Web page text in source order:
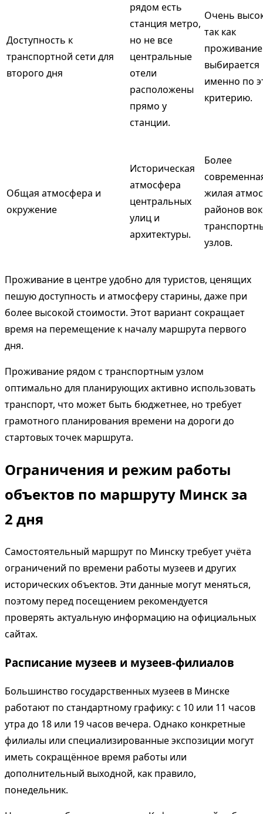
Доступность к
транспортной сети для
второго дня
рядом есть
станция метро,
но не все
центральные
отели
расположены
прямо у
станции.
Очень
так как
проживание
выбирается
именно по
критерию.
Общая атмосфера и
окружение
Историческая
атмосфера
центральных
улиц и
архитектуры.
Более
жилая
районов
узлов.
Проживание в центре удобно для туристов, ценящих
пешую доступность и атмосферу старины, даже при
более высокой стоимости. Этот вариант сокращает
время на перемещение к началу маршрута первого
дня.
Проживание рядом с транспортным узлом
оптимально для планирующих активно использовать
транспорт, что может быть бюджетнее, но требует
грамотного планирования времени на дороги до
стартовых точек маршрута.
Ограничения и режим работы
объектов по маршруту Минск за
2 дня
Самостоятельный маршрут по Минску требует учёта
ограничений по времени работы музеев и других
исторических объектов. Эти данные могут меняться,
поэтому перед посещением рекомендуется
проверять актуальную информацию на официальных
сайтах.
Расписание музеев и музеев-филиалов
Большинство государственных музеев в Минске
работают по стандартному графику: с 10 или 11 часов
утра до 18 или 19 часов вечера. Однако конкретные
филиалы или специализированные экспозиции могут
иметь сокращённое время работы или
дополнительный выходной, как правило,
понедельник.